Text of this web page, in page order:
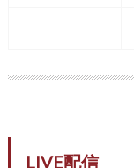
LIVE配信